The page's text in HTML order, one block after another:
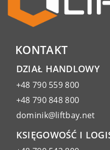
KONTAKT
DZIAŁ HANDLOWY
+48 790 559 800
+48 790 848 800
dominik@liftbay.net
KSIĘGOWOŚĆ I